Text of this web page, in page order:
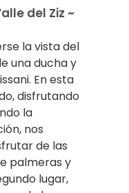
del Ziz ~
la vista del
una ducha y
En esta
disfrutando
la
nos
de las
palmeras y
lugar,